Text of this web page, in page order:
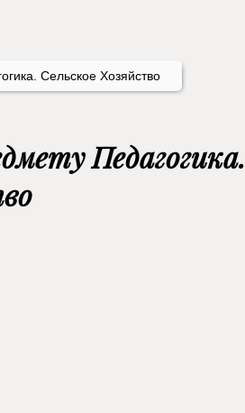
Сельское Хозяйство
Педагогика.